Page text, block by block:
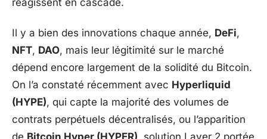
Il y a bien des innovations chaque année, DeFi,
NFT, DAO, mais leur légitimité sur le marché
dépend encore largement de la solidité du Bitcoin.
On l’a constaté récemment avec Hyperliquid
(HYPE), qui capte la majorité des volumes de
contrats perpétuels décentralisés, ou l’apparition
de Bitcoin Hyper (HYPER) , solution Layer 2 portée